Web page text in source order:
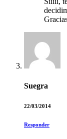
Suegra
22/03/2014
Responder